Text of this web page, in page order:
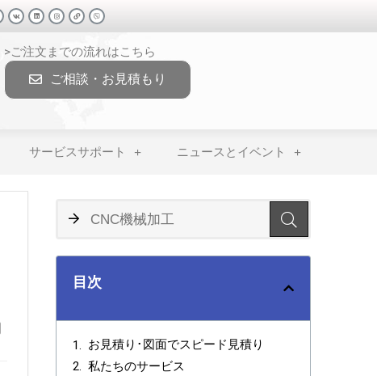
>ご注文までの流れはこちら
ご相談・お見積もり
サービスサポート ニュースとイベント
目次
お見積り･図面でスピード見積り
私たちのサービス